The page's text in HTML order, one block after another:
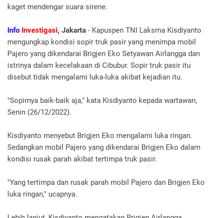
kaget mendengar suara sirene.
Info Investigasi, Jakarta - Kapuspen TNI Laksma Kisdiyanto
mengungkap kondisi sopir truk pasir yang menimpa mobil
Pajero yang dikendarai Brigjen Eko Setyawan Airlangga dan
istrinya dalam kecelakaan di Cibubur. Sopir truk pasir itu
disebut tidak mengalami luka-luka akibat kejadian itu.
"Sopirnya baik-baik aja," kata Kisdiyanto kepada wartawan,
Senin (26/12/2022).
Kisdiyanto menyebut Brigjen Eko mengalami luka ringan.
Sedangkan mobil Pajero yang dikendarai Brigjen Eko dalam
kondisi rusak parah akibat tertimpa truk pasir.
"Yang tertimpa dan rusak parah mobil Pajero dan Brigjen Eko
luka ringan," ucapnya.